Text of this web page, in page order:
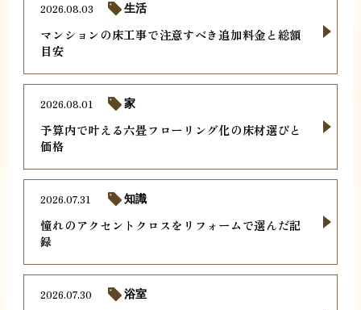
マンションの床工事で注意すべき追加料金と総額
目安
2026.08.03 生活
予算内で叶える六畳フローリング化の床材選びと
価格
2026.08.01 家
憧れのアクセントクロスをリフォームで選んだ記
録
2026.07.31 知識
2026.07.30 浴室